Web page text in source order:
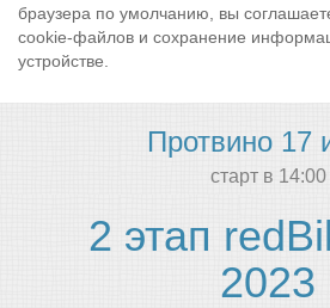
браузера по умолчанию, вы
cookie-файлов и сохранение
устройстве.
Протвино 17
cтарт в 14:00
2 этап
2023